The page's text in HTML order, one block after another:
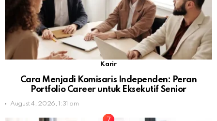
Karir
Cara Menjadi Komisaris Independen: Peran
Portfolio Career untuk Eksekutif Senior
August 4, 2026, 1:31 am